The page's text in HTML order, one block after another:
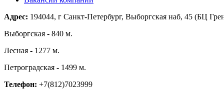
Адрес: 194044, г Санкт-Петербург, Выборгская наб, 45 (БЦ
Выборгская - 840 м.
Лесная - 1277 м.
Петроградская - 1499 м.
Телефон: +7(812)7023999